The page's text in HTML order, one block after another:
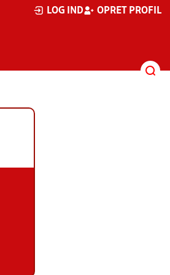
LOG IND OPRET PROFIL